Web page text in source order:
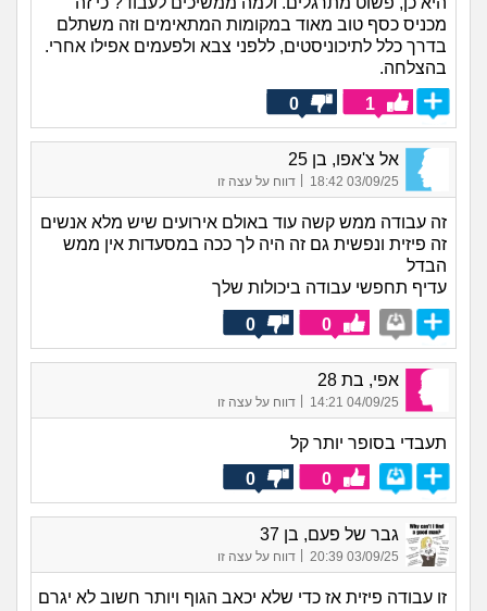
מכניס כסף טוב מאוד במקומות המתאימים וזה משתלם
בדרך כלל לתיכוניסטים, ללפני צבא ולפעמים אפילו אחרי.
בהצלחה.
1
0
אל צ'אפו, בן 25
03/09/25 18:42 דווח על עצה זו
זה עבודה ממש קשה עוד באולם אירועים שיש מלא אנשים
זה פיזית ונפשית גם זה היה לך ככה במסעדות אין ממש
הבדל
עדיף תחפשי עבודה ביכולות שלך
0
0
אפי, בת 28
04/09/25 14:21
| דווח על עצה זו
תעבדי בסופר יותר קל
0
0
גבר של פעם, בן 37
03/09/25 20:39
| דווח על עצה זו
זו עבודה פיזית אז כדי שלא יכאב הגוף ויותר חשוב לא יגרם